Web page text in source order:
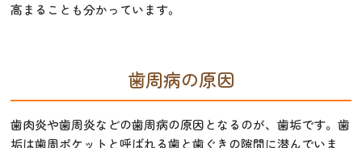
高まることも分かっています。
歯周病の原因
歯肉炎や歯周炎などの歯周病の原因となるのが、歯垢です。歯
垢は歯周ポケットと呼ばれる歯と歯ぐきの隙間に潜んでいま